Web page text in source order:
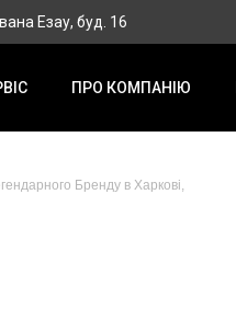
Езау, буд. 16
ПРО КОМПАНІЮ
Бренду в Харкові,